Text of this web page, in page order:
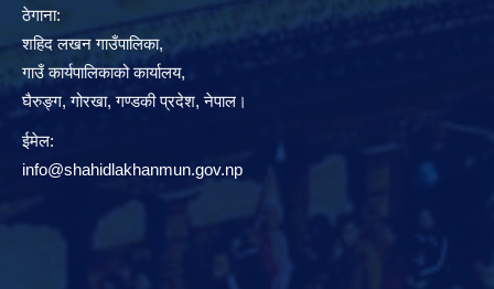
ठेगाना:
शहिद लखन गाउँपालिका,
गाउँ कार्यपालिकाको कार्यालय,
घैरुङ्ग, गोरखा, गण्डकी प्रदेश, नेपाल।
ईमेल:
info@shahidlakhanmun.gov.np